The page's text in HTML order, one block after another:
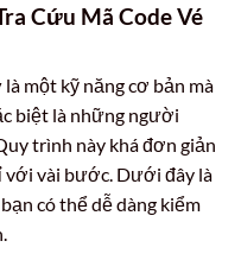
Cứu Mã Code Vé
là một kỹ năng cơ bản mà
biệt là những người
trình này khá đơn giản
vài bước. Dưới đây là
có thể dễ dàng kiểm